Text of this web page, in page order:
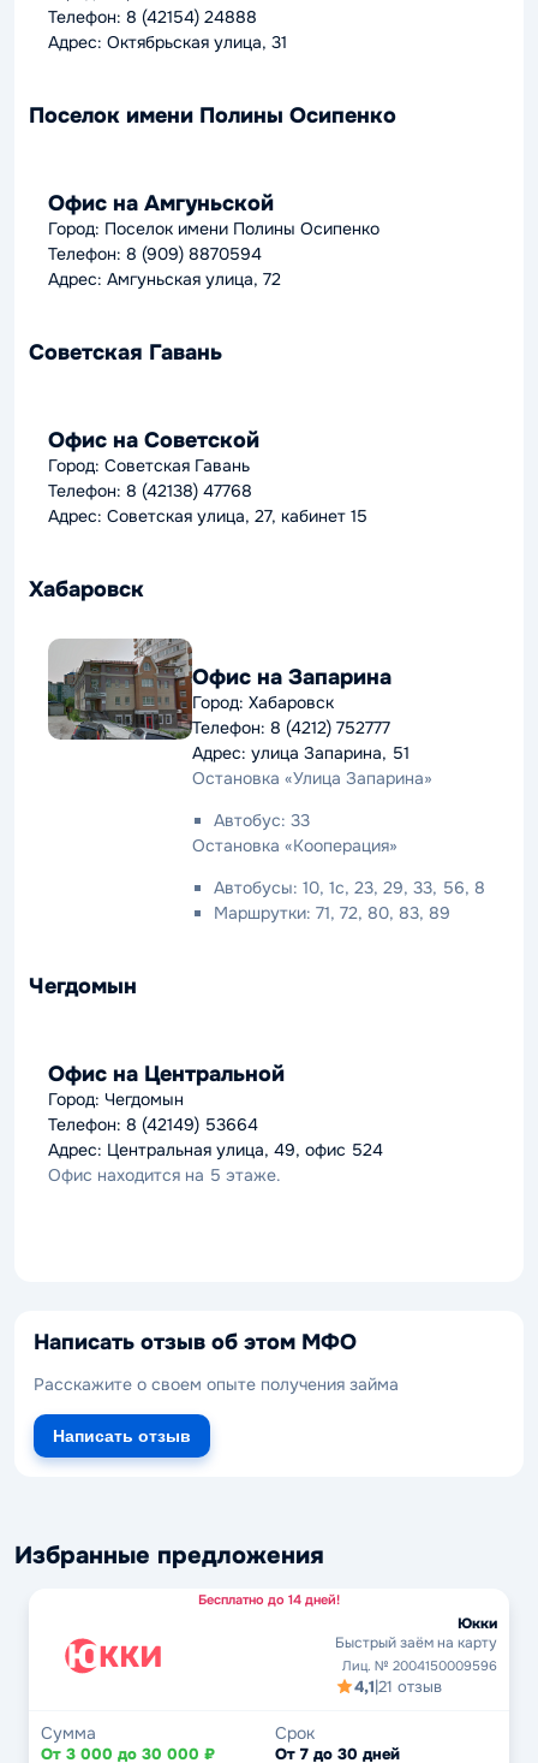
Телефон: 8 (42154) 24888
Адрес: Октябрьская улица, 31
Поселок имени Полины Осипенко
Офис на Амгуньской
Город: Поселок имени Полины Осипенко
Телефон: 8 (909) 8870594
Адрес: Амгуньская улица, 72
Советская Гавань
Офис на Советской
Город: Советская Гавань
Телефон: 8 (42138) 47768
Адрес: Советская улица, 27, кабинет 15
Хабаровск
Офис на Запарина
Город: Хабаровск
Телефон: 8 (4212) 752777
Адрес: улица Запарина, 51
Остановка «Улица Запарина»
Автобус: 33
Остановка «Кооперация»
Автобусы: 10, 1с, 23, 29, 33, 56, 8
Маршрутки: 71, 72, 80, 83, 89
Чегдомын
Офис на Центральной
Город: Чегдомын
Телефон: 8 (42149) 53664
Адрес: Центральная улица, 49, офис 524
Офис находится на 5 этаже.
Написать отзыв об этом МФО
Расскажите о своем опыте получения займа
Написать отзыв
Избранные предложения
Бесплатно до 14 дней!
Юкки
Быстрый заём на карту
Лиц. № 2004150009596
4,1|21 отзыв
Сумма
От 3 000 до 30 000 ₽
Срок
От 7 до 30 дней